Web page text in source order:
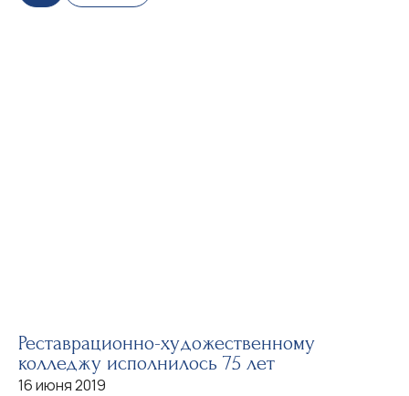
Реставрационно-художественному
колледжу исполнилось 75 лет
16 июня 2019